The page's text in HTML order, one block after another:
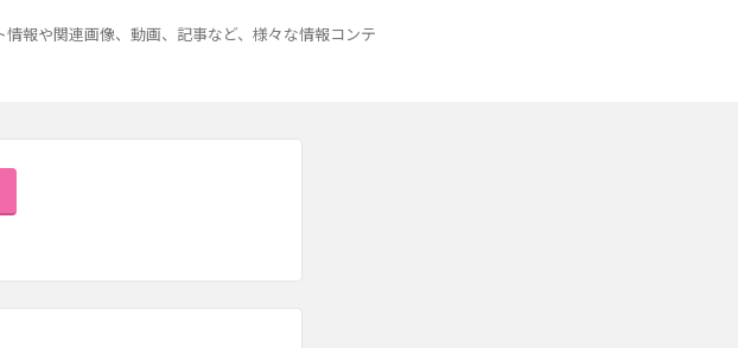
報や関連画像、動画、記事など、様々な情報コンテ